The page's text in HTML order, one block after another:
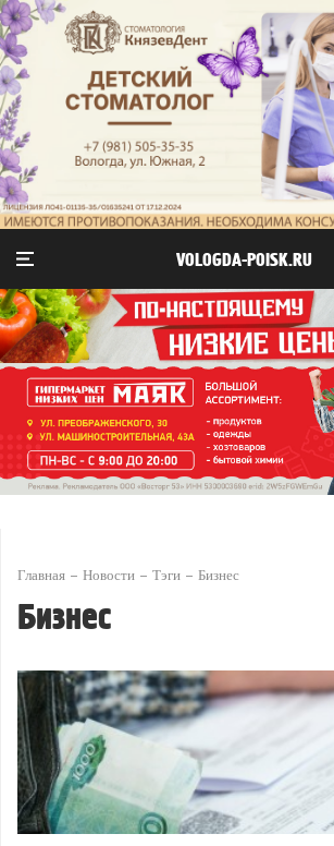
VOLOGDA-POISK.RU
Главная Новости Тэги Бизнес
Бизнес